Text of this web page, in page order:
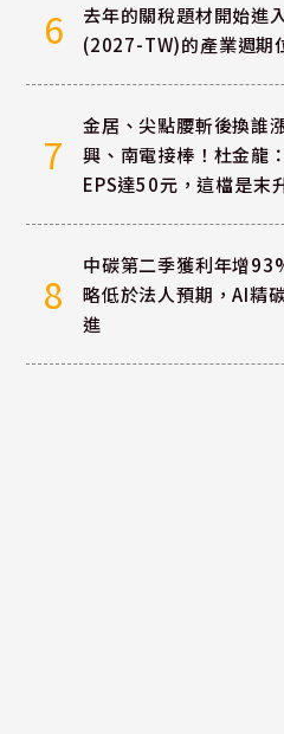
6
去年的關稅題材開始進
(2027-TW)的產業週期
7
金居、尖點腰斬後換誰
興、南電接棒！杜金龍
EPS達50元，這檔是末
8
中碳第二季獲利年增
略低於法人預期，AI精
進